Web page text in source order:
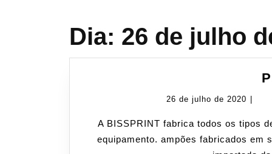
Dia: 26 de julho
26 de julho de 2020 26
julho
de
A BISSPRINT fabrica todos os tipos de Clichê,no tamanho adequado de acordo com o
equipamento. ampões fabricados em